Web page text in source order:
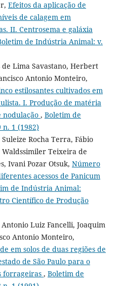
Efeitos da aplicação de
de calagem em
II. Centrosema e galáxia
de Indústria Animal: v.
Lima Savastano, Herbert
Antonio Monteiro,
estilosantes cultivados em
I. Produção de matéria
nodulação , Boletim de
1 (1982)
Rocha Terra, Fábio
Teixeira de
Ivani Pozar Otsuk, Número
acessos de Panicum
de Indústria Animal:
Científico de Produção
Luiz Fancelli, Joaquim
Antonio Monteiro,
em solos de duas regiões de
de São Paulo para o
forrageiras , Boletim de